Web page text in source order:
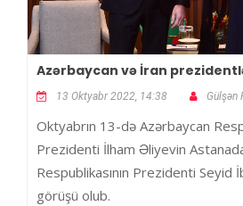
Azərbaycan və İran
13 Oktyabr 2022, 14:38 Gülşən
Oktyabrın 13-də Azərbaycan
Prezidenti İlham Əliyevin
Respublikasının Prezidenti Seyid
görüşü olub.